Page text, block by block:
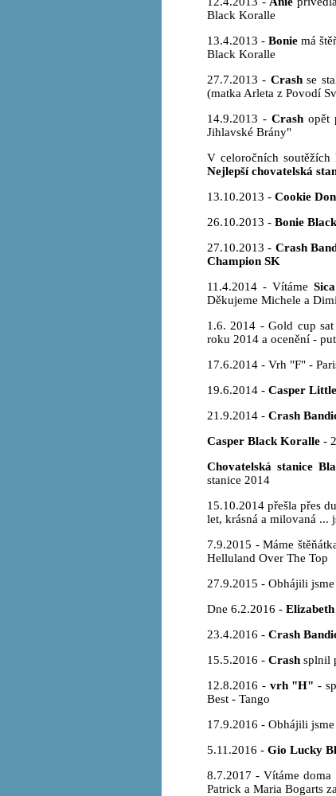
Black Koralle
13.4.2013 - Bonie má
Black Koralle
27.7.2013 - Crashse
(matka Arleta z Povodí
14.9.2013 - Crashopět
Jihlavské Brány"
V celoročních soutěžích
Nejlepší chovatelská
13.10.2013 - Cookie
26.10.2013 - Bonie
27.10.2013 - Crash
Champion SK
11.4.2014 - Vítáme Sica
Děkujeme Michele a
1.6. 2014 - Gold cup
roku 2014 a ocenění -
17.6.2014 - Vrh "F" -
19.6.2014 - Casper
21.9.2014 - Crash
Casper Black Koralle -
Chovatelská stanice
stanice 2014
15.10.2014 přešla přes
let, krásná a milovaná ...
7.9.2015 - Máme
Helluland Over The Top
27.9.2015 - Obhájili
Dne 6.2.2016 -
23.4.2016 - Crash
15.5.2016 - Crash splnil
12.8.2016 - vrh "H" -
Best - Tango
17.9.2016 - Obhájili
5.11.2016 - Gio Lucky
8.7.2017 - Vítáme doma
Patrick a Maria Bogarts